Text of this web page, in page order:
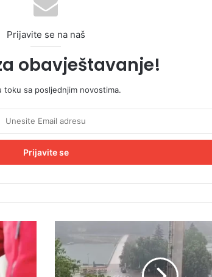
Prijavite se na naš
obavještavanje!
toku sa posljednjim novostima.
i
š
e